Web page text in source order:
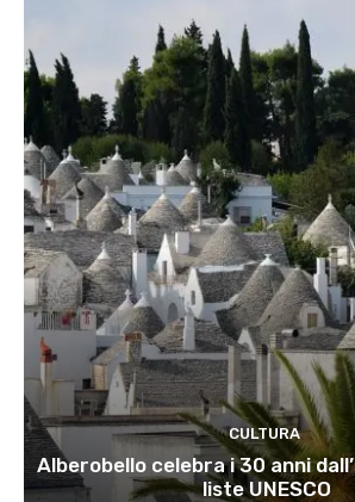
CULTURA
Alberobello celebra i 30 anni
liste UNESCO